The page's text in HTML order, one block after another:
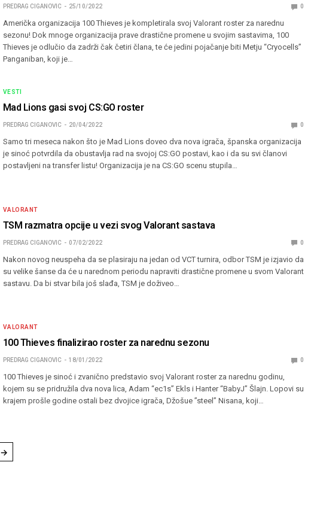
PREDRAG CIGANOVIC 25/10/2022 0
Američka organizacija 100 Thieves je kompletirala svoj Valorant roster za narednu
sezonu! Dok mnoge organizacija prave drastične promene u svojim sastavima, 100
Thieves je odlučio da zadrži čak četiri člana, te će jedini pojačanje biti Metju “Cryocells”
Panganiban, koji je…
VESTI
Mad Lions gasi svoj CS:GO roster
PREDRAG CIGANOVIC 20/04/2022 0
Samo tri meseca nakon što je Mad Lions doveo dva nova igrača, španska organizacija
je sinoć potvrdila da obustavlja rad na svojoj CS:GO postavi, kao i da su svi članovi
postavljeni na transfer listu! Organizacija je na CS:GO scenu stupila…
VALORANT
TSM razmatra opcije u vezi svog Valorant sastava
PREDRAG CIGANOVIC 07/02/2022 0
Nakon novog neuspeha da se plasiraju na jedan od VCT turnira, odbor TSM je izjavio da
su velike šanse da će u narednom periodu napraviti drastične promene u svom Valorant
sastavu. Da bi stvar bila još slađa, TSM je doživeo…
VALORANT
100 Thieves finalizirao roster za narednu sezonu
PREDRAG CIGANOVIC 18/01/2022 0
100 Thieves je sinoć i zvanično predstavio svoj Valorant roster za narednu godinu,
kojem su se pridružila dva nova lica, Adam “ec1s” Ekls i Hanter “BabyJ” Šlajn. Lopovi su
krajem prošle godine ostali bez dvojice igrača, Džošue ”steel” Nisana, koji…
→